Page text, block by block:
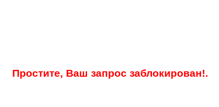
Простите, Ваш запрос заблокирован!.